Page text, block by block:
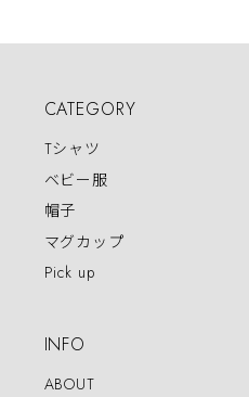
CATEGORY
Tシャツ
ベビー服
帽子
マグカップ
Pick up
INFO
ABOUT